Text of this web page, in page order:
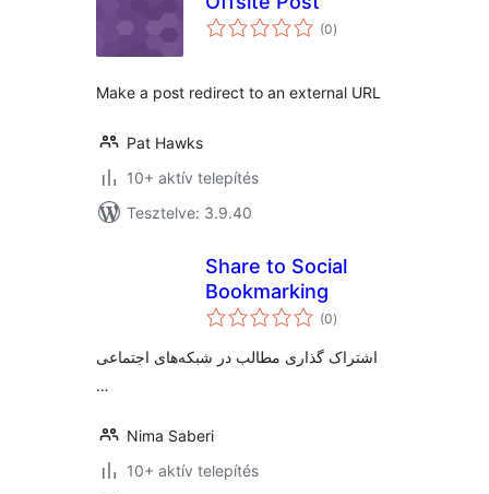
(0értékelés
összesen
)
Make a post redirect to an external URL
Pat Hawks
10+ aktív telepítés
Tesztelve: 3.9.40
Share to Social
Bookmarking
(0értékelés
összesen
)
اشتراک گذاری مطالب در شبکه‌های اجتماعی
…
Nima Saberi
10+ aktív telepítés